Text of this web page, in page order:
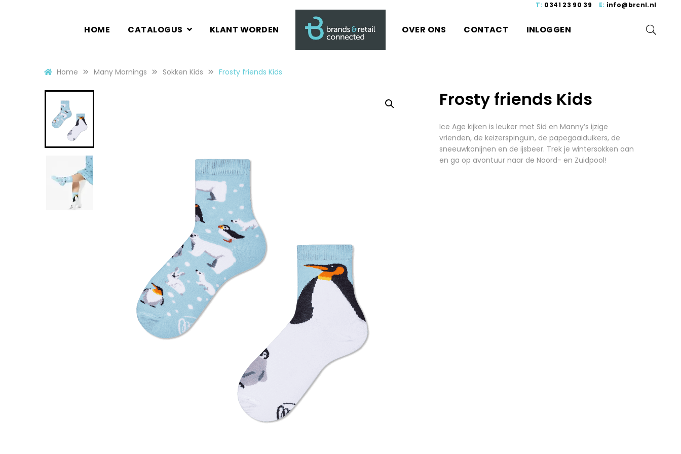
T: 0341 23 90 39 E: info@brcnl.nl
HOME CATALOGUS KLANT WORDEN OVER ONS CONTACT INLOGGEN
Home Many Mornings Sokken Kids Frosty friends Kids
Frosty friends Kids
Ice Age kijken is leuker met Sid en Manny’s ijzige
vrienden, de keizerspinguïn, de papegaaiduikers, de
sneeuwkonijnen en de ijsbeer. Trek je wintersokken aan
en ga op avontuur naar de Noord- en Zuidpool!